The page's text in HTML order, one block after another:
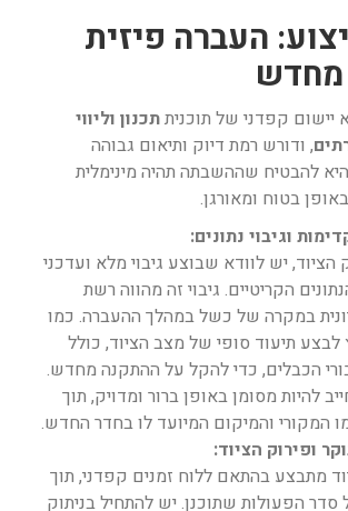
העברה פיזית
מחדש
יישום קפדני של תוכניתתכנון וליווי
, ודורש רמת דיוק ותיאום גבוהה
להבטיח שההשבתה תהיה מינימלית
בטוח ומאורגן.
וגיבוי נתונים:
הציוד, יש לוודא שבוצע גיבוי מלא ועדכני
הקריטיים. גיבוי זה מהווה רשת
במקרה של כשל במהלך ההעברה. כמו
לבצע תיעוד סופי של מצב הציוד, כולל
הכבלים, כדי להקל על ההתקנה מחדש.
להיות מסומן באופן ברור ומדויק, תוך
המקורי והמיקום המיועד לו בחדר החדש.
ופירוק הציוד:
מתבצע בהתאם ללוח זמנים קפדני, תוך
סדר הפעולות שתוכנן. יש להתחיל בניתוק